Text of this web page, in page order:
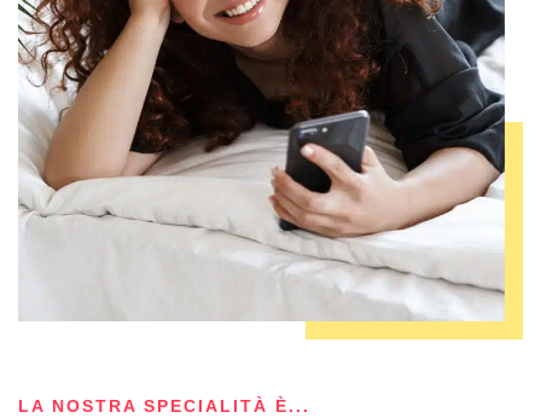
LA NOSTRA SPECIALITÀ È...